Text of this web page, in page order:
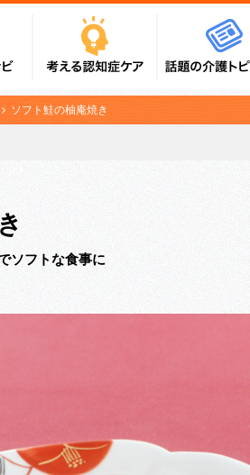
ソフト鮭の柚庵焼き
ソフトな食事に